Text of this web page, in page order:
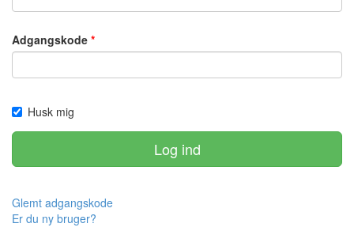
Adgangskode
Husk mig
Log ind
Glemt adgangskode
Er du ny bruger?